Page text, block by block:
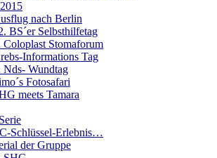
nach Berlin
BS´er Selbsthilfetag
Coloplast Stomaforum
Informations Tag
Nds- Wundtag
Fotosafari
meets Tamara
Schlüssel-Erlebnis…
der Gruppe